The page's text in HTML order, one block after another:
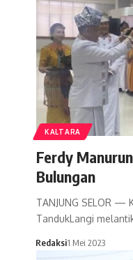
KALTARA
Ferdy
Bulungan
TANJUNG SELOR —
TandukLangi
Redaksi1 Mei 2023